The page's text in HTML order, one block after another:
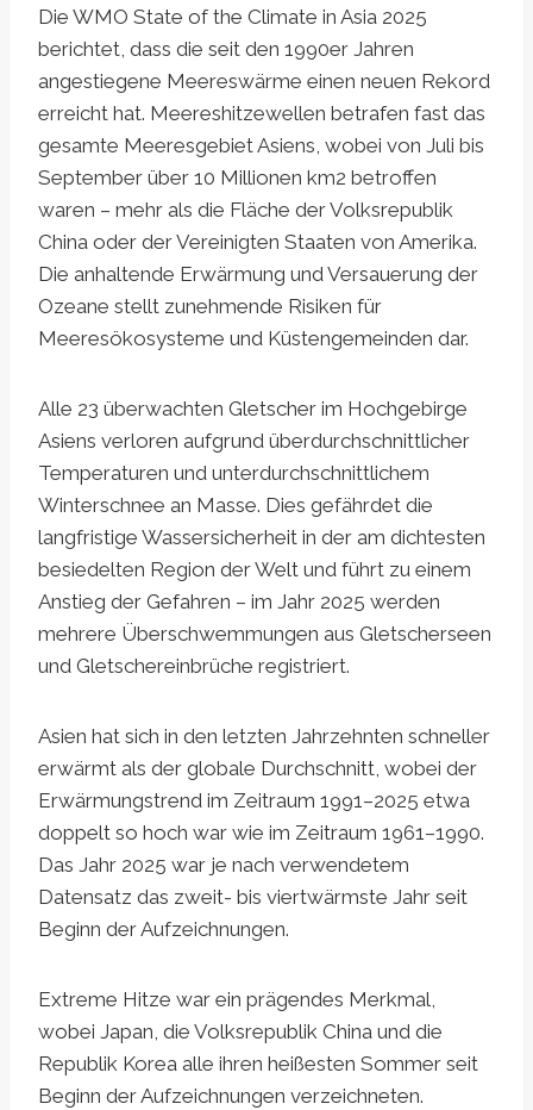
Die WMO State of the Climate in Asia 2025
berichtet, dass die seit den 1990er Jahren
angestiegene Meereswärme einen neuen Rekord
erreicht hat. Meereshitzewellen betrafen fast das
gesamte Meeresgebiet Asiens, wobei von Juli bis
September über 10 Millionen km2 betroffen
waren – mehr als die Fläche der Volksrepublik
China oder der Vereinigten Staaten von Amerika.
Die anhaltende Erwärmung und Versauerung der
Ozeane stellt zunehmende Risiken für
Meeresökosysteme und Küstengemeinden dar.
Alle 23 überwachten Gletscher im Hochgebirge
Asiens verloren aufgrund überdurchschnittlicher
Temperaturen und unterdurchschnittlichem
Winterschnee an Masse. Dies gefährdet die
langfristige Wassersicherheit in der am dichtesten
besiedelten Region der Welt und führt zu einem
Anstieg der Gefahren – im Jahr 2025 werden
mehrere Überschwemmungen aus Gletscherseen
und Gletschereinbrüche registriert.
Asien hat sich in den letzten Jahrzehnten schneller
erwärmt als der globale Durchschnitt, wobei der
Erwärmungstrend im Zeitraum 1991–2025 etwa
doppelt so hoch war wie im Zeitraum 1961–1990.
Das Jahr 2025 war je nach verwendetem
Datensatz das zweit- bis viertwärmste Jahr seit
Beginn der Aufzeichnungen.
Extreme Hitze war ein prägendes Merkmal,
wobei Japan, die Volksrepublik China und die
Republik Korea alle ihren heißesten Sommer seit
Beginn der Aufzeichnungen verzeichneten.